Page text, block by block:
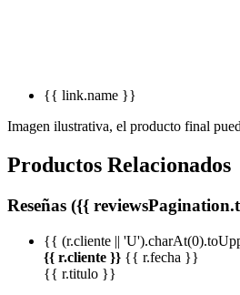
{{ link.name }}
Imagen ilustrativa, el producto final
Productos Relacionados
Reseñas ({{
{{ (r.cliente ||
{{ r.cliente }} {{ r.fecha }}
{{ r.titulo }}